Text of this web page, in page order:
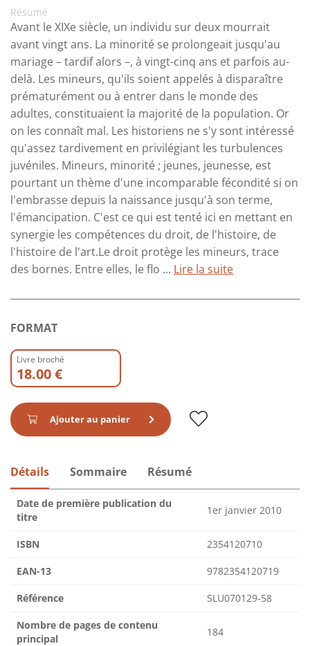
Résumé
Avant le XIXe siècle, un individu sur deux mourrait
avant vingt ans. La minorité se prolongeait jusqu'au
mariage – tardif alors –, à vingt-cinq ans et parfois au-
delà. Les mineurs, qu'ils soient appelés à disparaître
prématurément ou à entrer dans le monde des
adultes, constituaient la majorité de la population. Or
on les connaît mal. Les historiens ne s'y sont intéressé
qu'assez tardivement en privilégiant les turbulences
juvéniles. Mineurs, minorité ; jeunes, jeunesse, est
pourtant un thème d'une incomparable fécondité si on
l'embrasse depuis la naissance jusqu'à son terme,
l'émancipation. C'est ce qui est tenté ici en mettant en
synergie les compétences du droit, de l'histoire, de
l'histoire de l'art.Le droit protège les mineurs, trace
des bornes. Entre elles, le flo ... Lire la suite
FORMAT
Livre broché
18.00 €
Ajouter au panier
Détails Sommaire Résumé
Date de première publication du
titre
1er janvier 2010
ISBN 2354120710
EAN-13 9782354120719
Référence SLU070129-58
Nombre de pages de contenu
principal
184